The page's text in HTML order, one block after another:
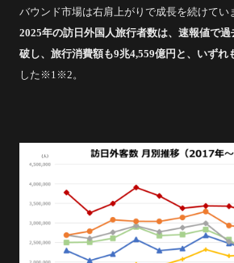
バウンド市場は右肩上がりで成長を続けてい
2025年の訪日外国人旅行者数は、速報値で
破し、旅行消費額も9兆4,559億円と、いずれ
した※1※2。